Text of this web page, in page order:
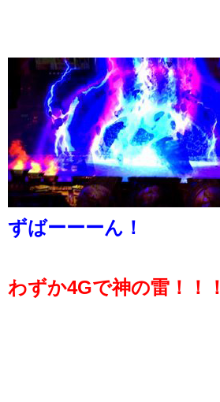
ずばーーーん！
わずか4Gで神の雷！！！